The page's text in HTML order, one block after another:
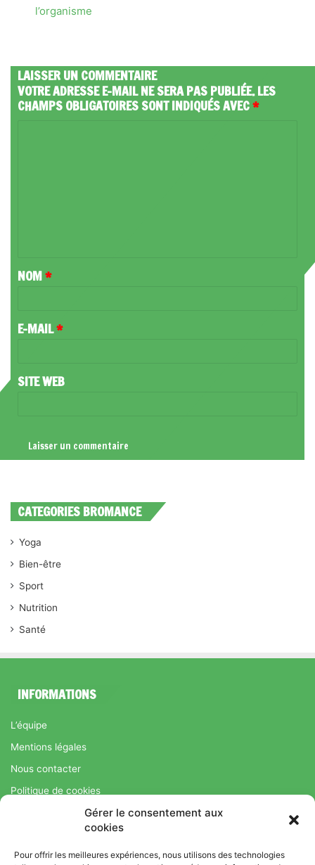
Gérer le consentement aux
cookies
Pour offrir les meilleures expériences, nous utilisons des technologies
l’organisme
LAISSER UN COMMENTAIRE
VOTRE ADRESSE E-MAIL NE SERA PAS PUBLIÉE.LES
CHAMPS OBLIGATOIRES SONT INDIQUÉS AVEC*
A
R
NOM*
E-MAIL*
SITE WEB
CATEGORIES BROMANCE
Yoga
Bien-être
Sport
Nutrition
Santé
INFORMATIONS
L’équipe
Mentions légales
Nous contacter
Politique de cookies
Régime Savoir Maigrir.fr : La méthode Jean-Michel Cohen pour
une perte de poids durable